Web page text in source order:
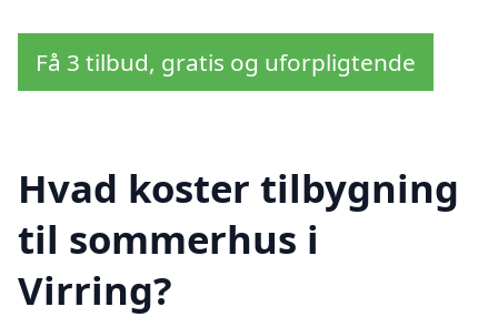
Få 3 tilbud, gratis og uforpligtende
Hvad koster tilbygning
til sommerhus i
Virring?